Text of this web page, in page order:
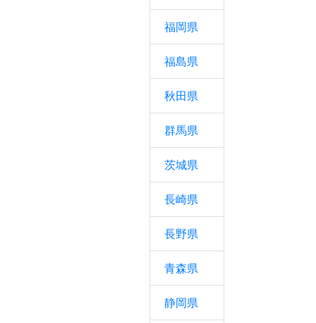
福岡県
福島県
秋田県
群馬県
茨城県
長崎県
長野県
青森県
静岡県